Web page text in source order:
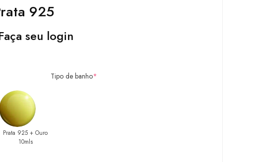
925
seu login
Tipo de banho*
Prata 925 + Ouro
10mls